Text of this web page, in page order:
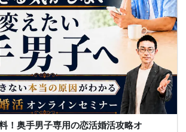
！奥手男子専用の恋活婚活攻略オ